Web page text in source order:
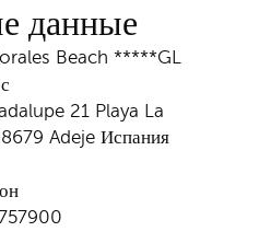
данные
Beach *****GL
21 Playa La
Adeje Испания